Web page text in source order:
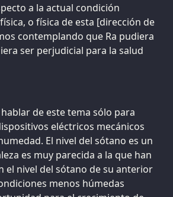
a la actual condición
o física de esta [dirección de
contemplando que Ra pudiera
ser perjudicial para la salud
de este tema sólo para
eléctricos mecánicos
El nivel del sótano es un
es muy parecida a la que han
el nivel del sótano de su anterior
menos húmedas